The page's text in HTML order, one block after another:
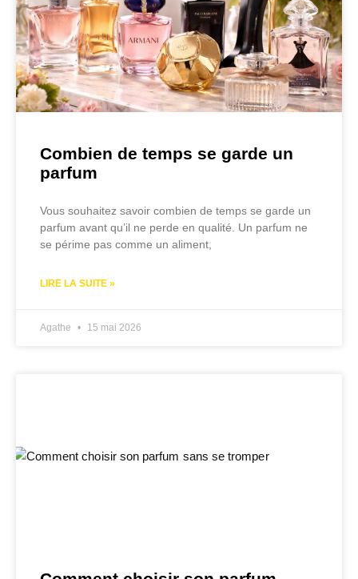
Combien de temps se garde un
parfum
Vous souhaitez savoir combien de temps se garde un
parfum avant qu’il ne perde en qualité. Un parfum ne
se périme pas comme un aliment,
LIRE LA SUITE »
Agathe 15 mai 2026